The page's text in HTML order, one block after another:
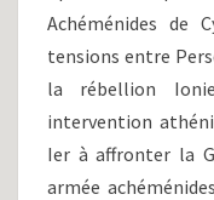
Achéménides de
tensions entre
la rébellion
intervention
Ier à affronter la
armée